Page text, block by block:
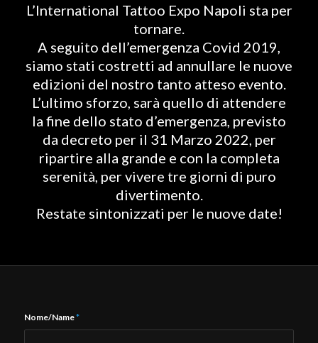
L’International Tattoo Expo Napoli sta per
tornare.
A seguito dell’emergenza Covid 2019,
siamo stati costretti ad annullare le nuove
edizioni del nostro tanto atteso evento.
L’ultimo sforzo, sarà quello di attendere
la fine dello stato d’emergenza, previsto
da decreto per il 31 Marzo 2022, per
ripartire alla grande e con la completa
serenità, per vivere tre giorni di puro
divertimento.
Restate sintonizzati per le nuove date!
Nome/Name*